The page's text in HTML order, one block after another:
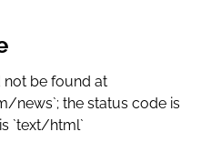
not be found at
news`; the status code is
`text/html`